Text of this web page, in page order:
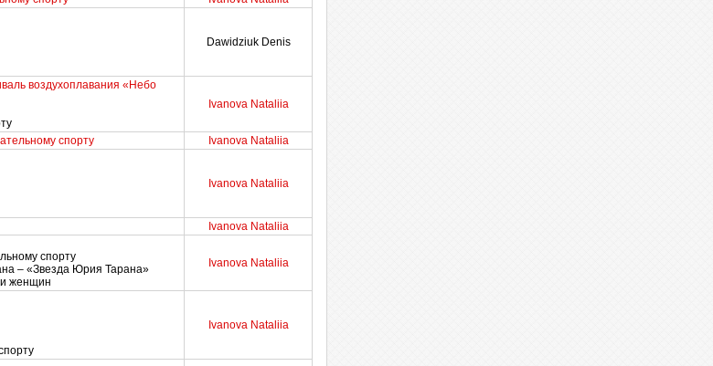
Dawidziuk Denis
воздухоплавания «Небо
Ivanova Nataliia
спорту Ivanova Nataliia
Ivanova Nataliia
Ivanova Nataliia
спорту
– «Звезда Юрия Тарана»
женщин
Ivanova Nataliia
Ivanova Nataliia